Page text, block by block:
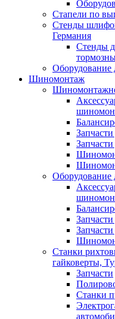
Стапели по
Стенды
Германия
Стенды
Оборудование
Шиномонтаж
Станки
гайковерты,
Запчасти
Станки